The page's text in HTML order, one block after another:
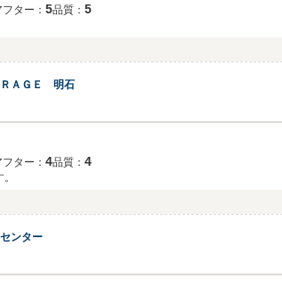
ター： 5品質： 5
ＡＧＥ 明石
ター： 4品質： 4
ンター